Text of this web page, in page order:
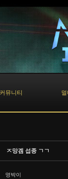
커뮤니티
ㅈ망겜 섭종 ㄱㄱ
명박이